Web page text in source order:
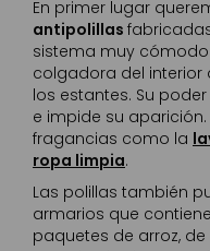
En primer lugar
antipolillas
sistema muy
colgadora del interior
los estantes. Su
e impide su
fragancias como la
ropa limpia.
Las polillas también
armarios que
paquetes de arroz,